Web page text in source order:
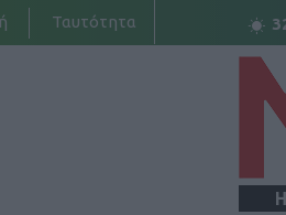
Ταυτότητα